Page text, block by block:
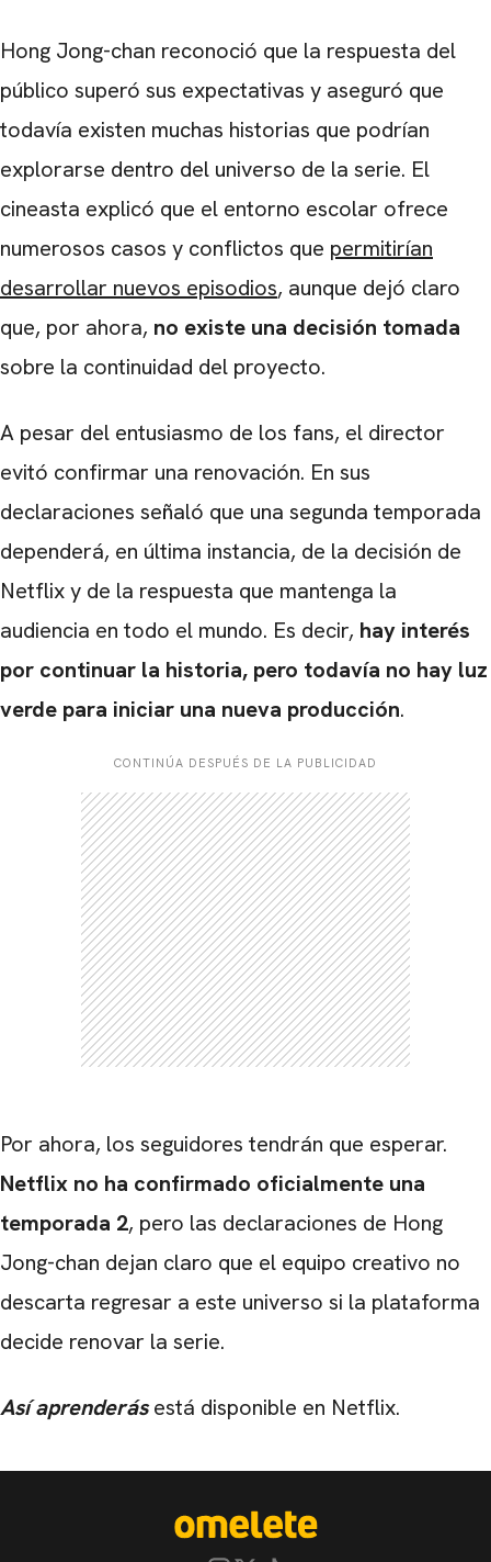
Hong Jong-chan reconoció que la respuesta del
público superó sus expectativas y aseguró que
todavía existen muchas historias que podrían
explorarse dentro del universo de la serie. El
cineasta explicó que el entorno escolar ofrece
numerosos casos y conflictos que permitirían
desarrollar nuevos episodios, aunque dejó claro
que, por ahora, no existe una decisión tomada
sobre la continuidad del proyecto.
A pesar del entusiasmo de los fans, el director
evitó confirmar una renovación. En sus
declaraciones señaló que una segunda temporada
dependerá, en última instancia, de la decisión de
Netflix y de la respuesta que mantenga la
audiencia en todo el mundo. Es decir, hay interés
por continuar la historia, pero todavía no hay luz
verde para iniciar una nueva producción.
CONTINÚA DESPUÉS DE LA PUBLICIDAD
Por ahora, los seguidores tendrán que esperar.
Netflix no ha confirmado oficialmente una
temporada 2, pero las declaraciones de Hong
Jong-chan dejan claro que el equipo creativo no
descarta regresar a este universo si la plataforma
decide renovar la serie.
Así aprenderásestá disponible en Netflix.
CARREGANDO PUBLICIDADE